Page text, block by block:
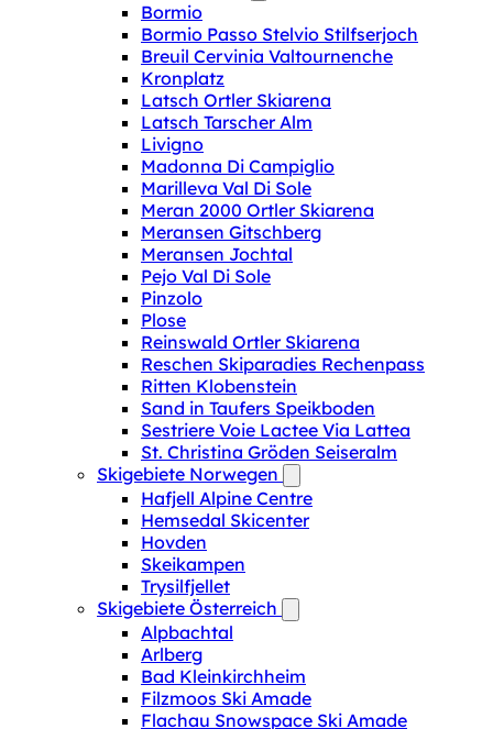
Bormio
Bormio Passo Stelvio Stilfserjoch
Breuil Cervinia Valtournenche
Kronplatz
Latsch Ortler Skiarena
Latsch Tarscher Alm
Livigno
Madonna Di Campiglio
Marilleva Val Di Sole
Meran 2000 Ortler Skiarena
Meransen Gitschberg
Meransen Jochtal
Pejo Val Di Sole
Pinzolo
Plose
Reinswald Ortler Skiarena
Reschen Skiparadies Rechenpass
Ritten Klobenstein
Sand in Taufers Speikboden
Sestriere Voie Lactee Via Lattea
St. Christina Gröden Seiseralm
Skigebiete Norwegen
Hafjell Alpine Centre
Hemsedal Skicenter
Hovden
Skeikampen
Trysilfjellet
Skigebiete Österreich
Alpbachtal
Arlberg
Bad Kleinkirchheim
Filzmoos Ski Amade
Flachau Snowspace Ski Amade